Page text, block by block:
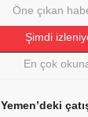
Öne çıkan
Şimdi
En çok
Yemen’deki